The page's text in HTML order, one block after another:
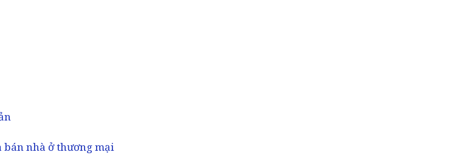
nhà ở thương mại